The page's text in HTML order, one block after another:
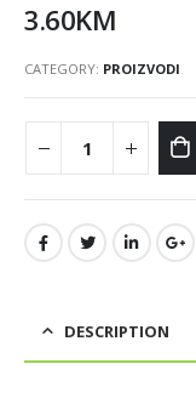
3.60KM
CATEGORY: PROIZVODI
DESCRIPTION